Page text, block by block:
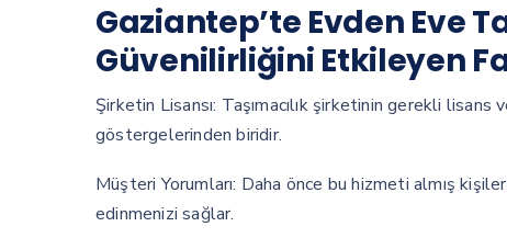
Gaziantep’te Evden Eve
Güvenilirliğini Etkileyen
Şirketin Lisansı: Taşımacılık şirketinin gerekli
göstergelerinden biridir.
Müşteri Yorumları: Daha önce bu hizmeti almış
edinmenizi sağlar.